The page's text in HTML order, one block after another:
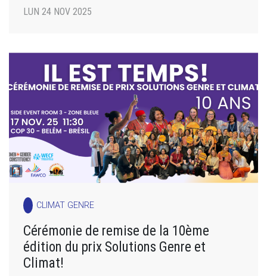
LUN 24 NOV 2025
CLIMAT GENRE
Cérémonie de remise de la 10ème
édition du prix Solutions Genre et
Climat!